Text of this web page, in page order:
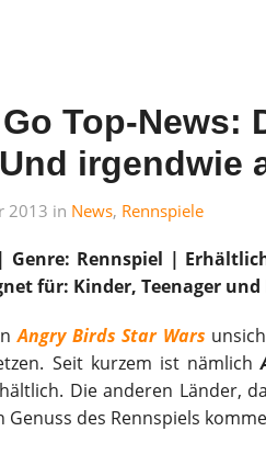
Top-News:
irgendwie
2013 in News, Rennspiele
Genre: Rennspiel |
für: Kinder, Teenager und
Angry Birds Star Wars
Seit kurzem ist nämlich
Die anderen Länder,
Genuss des Rennspiels